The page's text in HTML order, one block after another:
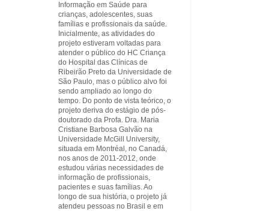
Informação em Saúde para
crianças, adolescentes, suas
famílias e profissionais da saúde.
Inicialmente, as atividades do
projeto estiveram voltadas para
atender o público do HC Criança
do Hospital das Clínicas de
Ribeirão Preto da Universidade de
São Paulo, mas o público alvo foi
sendo ampliado ao longo do
tempo. Do ponto de vista teórico, o
projeto deriva do estágio de pós-
doutorado da Profa. Dra. Maria
Cristiane Barbosa Galvão na
Universidade McGill University,
situada em Montréal, no Canadá,
nos anos de 2011-2012, onde
estudou várias necessidades de
informação de profissionais,
pacientes e suas famílias. Ao
longo de sua história, o projeto já
atendeu pessoas no Brasil e em